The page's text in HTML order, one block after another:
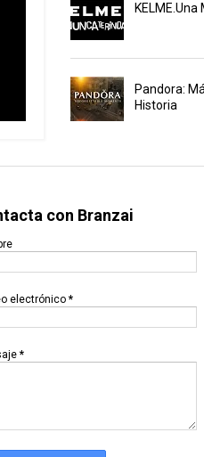
Pandora:
Historia
con Branzai
electrónico *
*